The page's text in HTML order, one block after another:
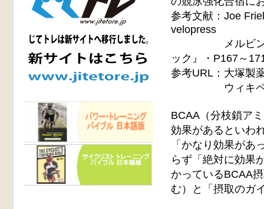
参考文献：Joe
velopress
メルビン・ウ
ック』・P167～
参考URL：大塚製
ウィキペデ
BCAA（分枝鎖ア
効果があるといわ
「かなり効果が
らず「絶対に効果
かっているBCAA
む）と「摂取のガ